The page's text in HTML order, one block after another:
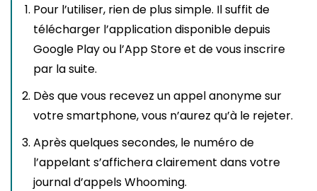
Pour l’utiliser, rien de plus simple. Il suffit de
télécharger l’application disponible depuis
Google Play ou l’App Store et de vous inscrire
par la suite.
Dès que vous recevez un appel anonyme sur
votre smartphone, vous n’aurez qu’à le rejeter.
Après quelques secondes, le numéro de
l’appelant s’affichera clairement dans votre
journal d’appels Whooming.